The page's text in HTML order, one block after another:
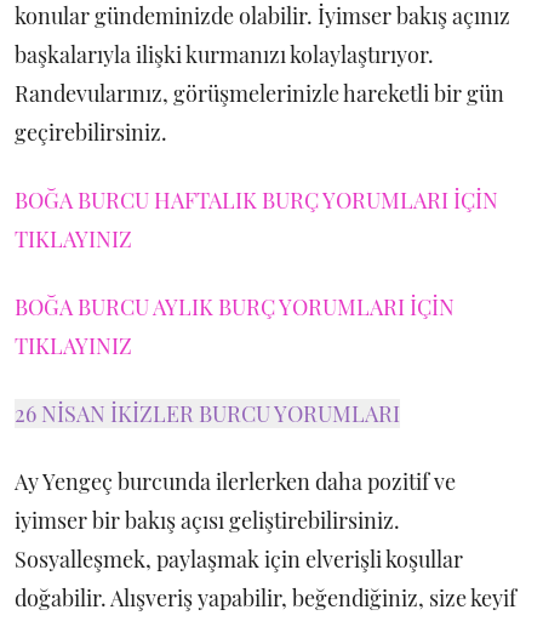
konular gündeminizde olabilir. İyimser bakış açınız
başkalarıyla ilişki kurmanızı kolaylaştırıyor.
Randevularınız, görüşmelerinizle hareketli bir gün
geçirebilirsiniz.
BOĞA BURCU HAFTALIK BURÇ YORUMLARI İÇİN
TIKLAYINIZ
BOĞA BURCU AYLIK BURÇ YORUMLARI İÇİN
TIKLAYINIZ
26 NİSAN İKİZLER BURCU YORUMLARI
Ay Yengeç burcunda ilerlerken daha pozitif ve
iyimser bir bakış açısı geliştirebilirsiniz.
Sosyalleşmek, paylaşmak için elverişli koşullar
doğabilir. Alışveriş yapabilir, beğendiğiniz, size keyif